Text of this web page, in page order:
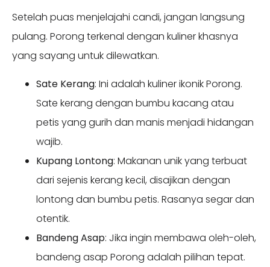
Setelah puas menjelajahi candi, jangan langsung
pulang. Porong terkenal dengan kuliner khasnya
yang sayang untuk dilewatkan.
Sate Kerang: Ini adalah kuliner ikonik Porong.
Sate kerang dengan bumbu kacang atau
petis yang gurih dan manis menjadi hidangan
wajib.
Kupang Lontong: Makanan unik yang terbuat
dari sejenis kerang kecil, disajikan dengan
lontong dan bumbu petis. Rasanya segar dan
otentik.
Bandeng Asap: Jika ingin membawa oleh-oleh,
bandeng asap Porong adalah pilihan tepat.